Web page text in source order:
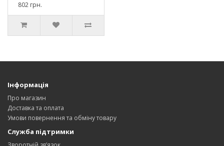
802 грн.
Інформація
Про магазин
Доставка та оплата
Умови повернення та обміну товару
Служба підтримки